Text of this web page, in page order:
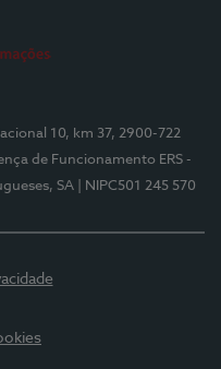
10, km 37, 2900-722
de Funcionamento ERS -
SA | NIPC501 245 570